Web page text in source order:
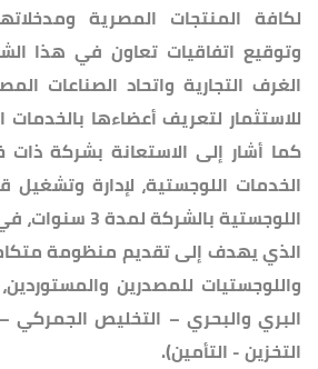
لكافة المنتجات المصرية
وتوقيع اتفاقيات تعاون في هذا
الغرف التجارية واتحاد الصناعات
للاستثمار لتعريف أعضاءها بالخدمات
كما أشار إلى الاستعانة بشركة ذات
الخدمات اللوجستية، لإدارة وتشغيل
اللوجستية
الذي يهدف إلى تقديم منظومة
واللوجستيات للمصدرين
البري والبحري – التخليص الجمركي
التخزين - التأمين).